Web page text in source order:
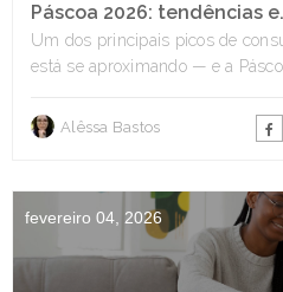
Páscoa 2026: tendências
Um dos principais picos de
está se aproximando — e a
Alêssa Bastos
fevereiro 04, 2026